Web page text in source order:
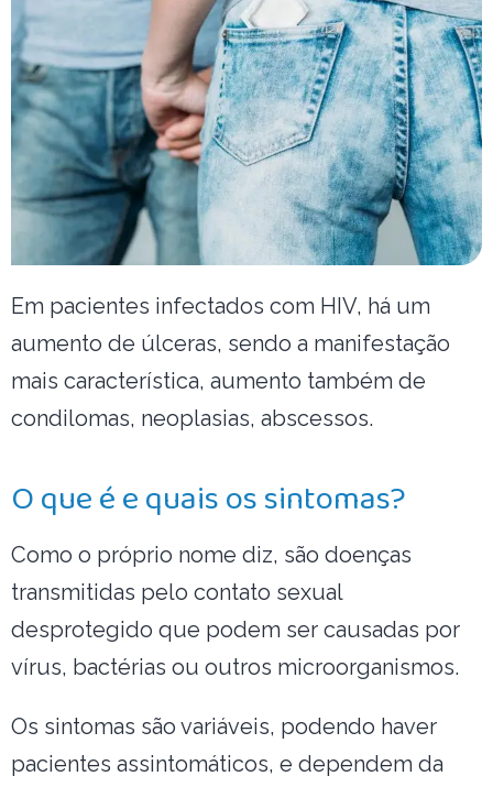
Em pacientes infectados com HIV, há um
aumento de úlceras, sendo a manifestação
mais característica, aumento também de
condilomas, neoplasias, abscessos.
O que é e quais os sintomas?
Como o próprio nome diz, são doenças
transmitidas pelo contato sexual
desprotegido que podem ser causadas por
vírus, bactérias ou outros microorganismos.
Os sintomas são variáveis, podendo haver
pacientes assintomáticos, e dependem da